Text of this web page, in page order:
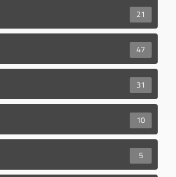
21
47
31
10
5